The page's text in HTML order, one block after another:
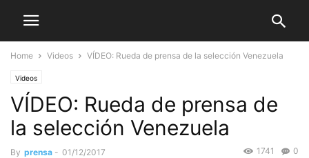
Home Videos VÍDEO: Rueda de prensa de la selección Venezuela
Videos
VÍDEO: Rueda de prensa de
la selección Venezuela
By prensa - 01/12/2017 0
1741